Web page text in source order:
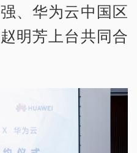
、华为云中国区
明芳上台共同合